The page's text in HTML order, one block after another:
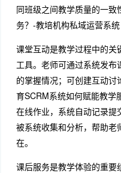
同班级之间教学质量的一
务？-教培机构私域运营系统
课堂互动是教学过程中的关
工具。老师可通过系统发
的掌握情况；可创建互动
育SCRM系统如何赋能教学
在线作业，系统自动记录提
被系统收集和分析，帮助老
在。
课后服务是教学体验的重要